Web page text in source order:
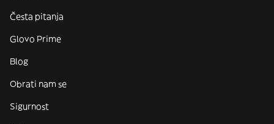
Česta pitanja
Glovo Prime
Blog
Obrati nam se
Sigurnost